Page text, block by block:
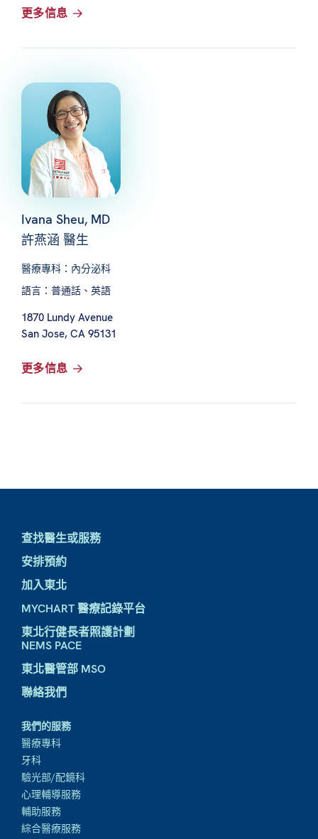
更多信息
Ivana Sheu, MD
許燕涵 醫生
醫療專科：內分泌科
語言：普通話、英語
1870 Lundy Avenue
San Jose, CA 95131
更多信息
查找醫生或服務
安排預約
加入東北
MYCHART 醫療記錄平台
東北行健長者照護計劃
NEMS PACE
東北醫管部 MSO
聯絡我們
我們的服務
醫療專科
牙科
驗光部/配鏡科
心理輔導服務
輔助服務
綜合醫療服務